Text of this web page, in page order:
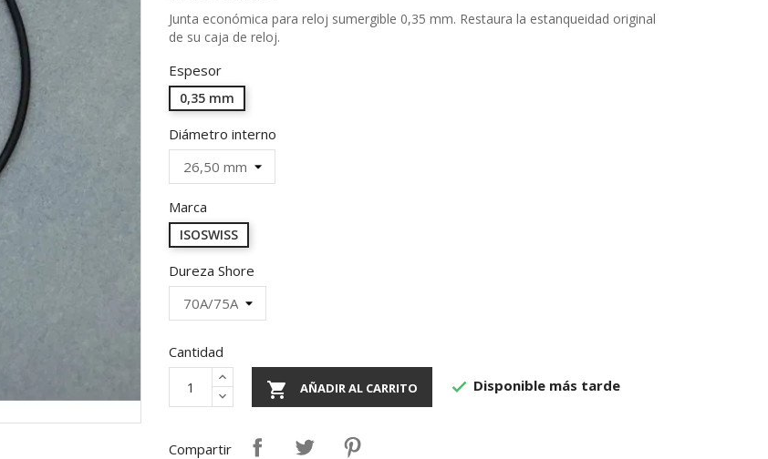
Junta económica para reloj sumergible 0,35 mm. Restaura la estanqueidad original
de su caja de reloj.
Espesor
0,35 mm
Diámetro interno
Marca
ISOSWISS
Dureza Shore
Cantidad
 AÑADIR AL CARRITO  Disponible más tarde
Compartir